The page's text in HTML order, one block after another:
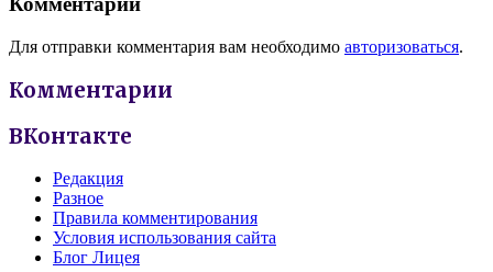
Для отправки комментария вам необходимо авторизоваться.
Комментарии
ВКонтакте
Редакция
Разное
Правила комментирования
Условия использования сайта
Блог Лицея